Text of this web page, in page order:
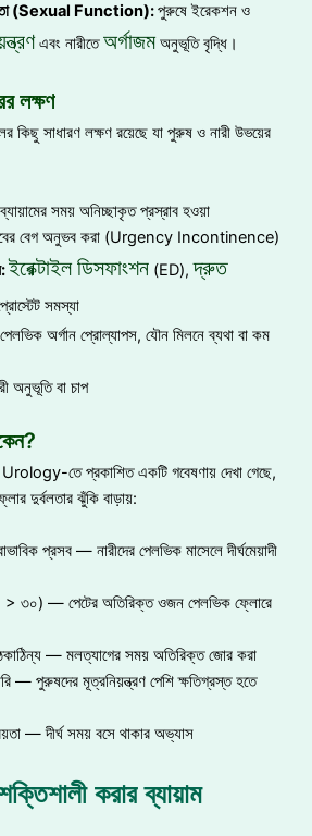
(Sexual Function):পুরুষে ইরেকশন ও
এবং নারীতেঅর্গাজমঅনুভূতি বৃদ্ধি।
লক্ষণ
কিছু সাধারণ লক্ষণ রয়েছে যা পুরুষ ও নারী উভয়ের
ব্যায়ামের সময় অনিচ্ছাকৃত প্রস্রাব হওয়া
বেগ অনুভব করা (Urgency Incontinence)
ইরেক্টাইল ডিসফাংশন(ED),দ্রুত
সমস্যা
পেলভিক অর্গান প্রোল্যাপস, যৌন মিলনে ব্যথা বা কম
অনুভূতি বা চাপ
তে প্রকাশিত একটি গবেষণায় দেখা গেছে,
দুর্বলতার ঝুঁকি বাড়ায়:
প্রসব — নারীদের পেলভিক মাসেলে দীর্ঘমেয়াদী
৩০) — পেটের অতিরিক্ত ওজন পেলভিক ফ্লোরে
— মলত্যাগের সময় অতিরিক্ত জোর করা
— পুরুষদের মূত্রনিয়ন্ত্রণ পেশি ক্ষতিগ্রস্ত হতে
— দীর্ঘ সময় বসে থাকার অভ্যাস
করার ব্যায়াম